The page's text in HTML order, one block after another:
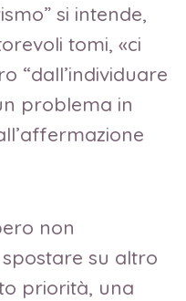
si intende,
tomi, «ci
“dall’individuare
problema in
non
su altro
priorità, una